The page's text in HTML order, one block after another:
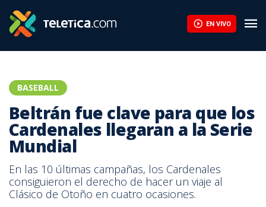
EN VIVO
BASEBALL
Beltrán fue clave para que los
Cardenales llegaran a la Serie
Mundial
En las 10 últimas campañas, los Cardenales
consiguieron el derecho de hacer un viaje al
Clásico de Otoño en cuatro ocasiones.